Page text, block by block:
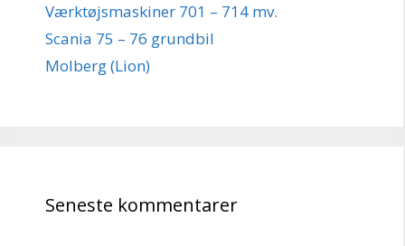
Værktøjsmaskiner 701 – 714 mv.
Scania 75 – 76 grundbil
Molberg (Lion)
Seneste kommentarer